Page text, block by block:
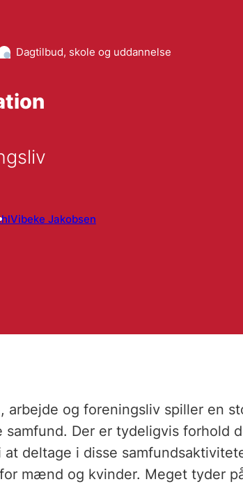
Dagtilbud, skole og uddannelse
Vibeke Jakobsen
arbejde og foreningsliv spiller en
samfund. Der er tydeligvis forhold
deltage i disse
mænd og kvinder. Meget tyder